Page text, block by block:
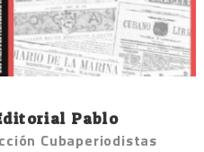
Pablo
Cubaperiodistas